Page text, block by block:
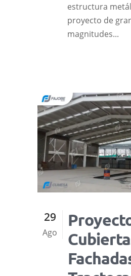
estructura
proyecto de
magnitudes...
29
Ago